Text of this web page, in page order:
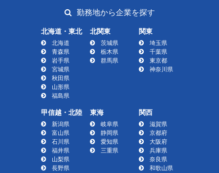
勤務地から企業を探す
北海道・東北
北海道
青森県
岩手県
宮城県
秋田県
山形県
福島県
北関東
茨城県
栃木県
群馬県
関東
埼玉県
千葉県
東京都
神奈川県
甲信越・北陸
新潟県
富山県
石川県
福井県
山梨県
長野県
東海
岐阜県
静岡県
愛知県
三重県
関西
滋賀県
京都府
大阪府
兵庫県
奈良県
和歌山県